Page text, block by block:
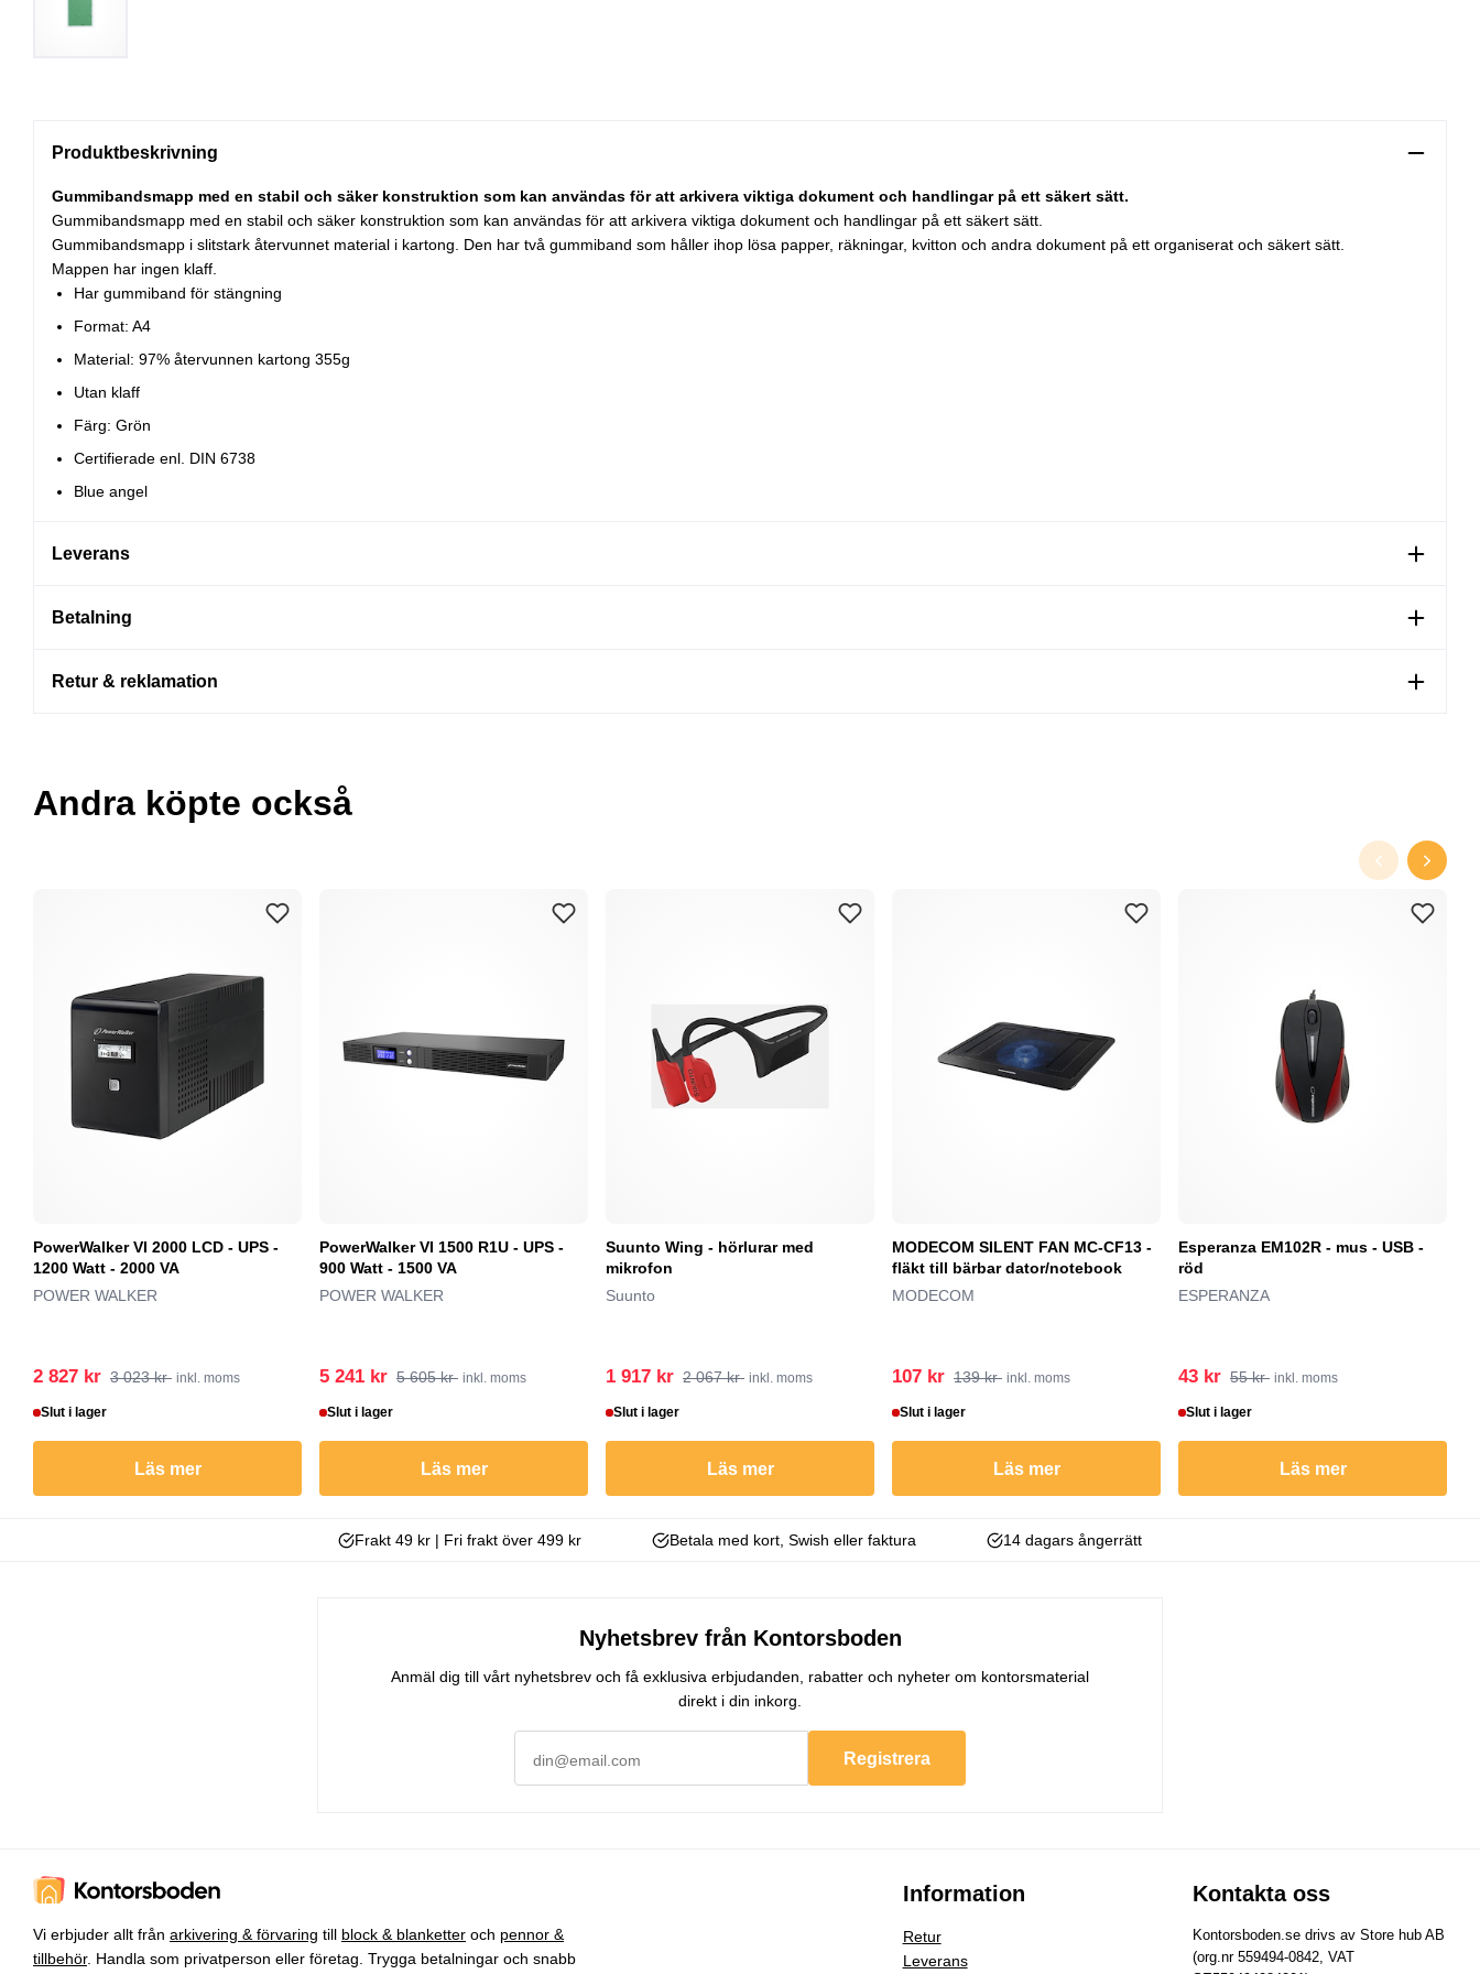
Produktbeskrivning
Gummibandsmapp med en stabil och säker konstruktion som kan användas för att arkivera viktiga dokument och handlingar på ett säkert sätt.
Gummibandsmapp med en stabil och säker konstruktion som kan användas för att arkivera viktiga dokument och handlingar på ett säkert sätt.
Gummibandsmapp i slitstark återvunnet material i kartong. Den har två gummiband som håller ihop lösa papper, räkningar, kvitton och andra dokument på ett organiserat och säkert sätt.
Mappen har ingen klaff.
Har gummiband för stängning
Format: A4
Material: 97% återvunnen kartong 355g
Utan klaff
Färg: Grön
Certifierade enl. DIN 6738
Blue angel
Leverans
Betalning
Retur & reklamation
Andra köpte också
PowerWalker VI 2000 LCD - UPS -
1200 Watt - 2000 VA
POWER WALKER
2 827 kr 3 023 kr inkl. moms
Slut i lager
Läs mer
PowerWalker VI 1500 R1U - UPS -
900 Watt - 1500 VA
POWER WALKER
5 241 kr 5 605 kr inkl. moms
Slut i lager
Läs mer
Suunto Wing - hörlurar med
mikrofon
Suunto
1 917 kr 2 067 kr inkl. moms
Slut i lager
Läs mer
MODECOM SILENT FAN MC-CF13 -
fläkt till bärbar dator/notebook
MODECOM
107 kr 139 kr inkl. moms
Slut i lager
Läs mer
Esperanza EM102R - mus - USB -
röd
ESPERANZA
43 kr 55 kr inkl. moms
Slut i lager
Läs mer
Frakt 49 kr | Fri frakt över 499 kr Betala med kort, Swish eller faktura 14 dagars ångerrätt
Nyhetsbrev från Kontorsboden
Anmäl dig till vårt nyhetsbrev och få exklusiva erbjudanden, rabatter och nyheter om kontorsmaterial
direkt i din inkorg.
Registrera
Vi erbjuder allt från arkivering & förvaring till block & blanketter och pennor &
tillbehör. Handla som privatperson eller företag. Trygga betalningar och snabb
Information
Retur
Leverans
Kontakta oss
Kontorsboden.se drivs av Store hub AB
(org.nr 559494-0842, VAT